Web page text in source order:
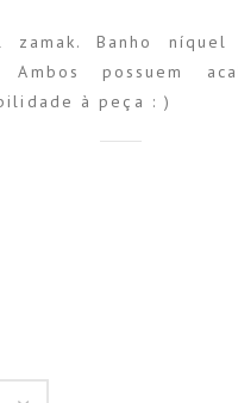
zamak. Banho
possuem
à peça : )